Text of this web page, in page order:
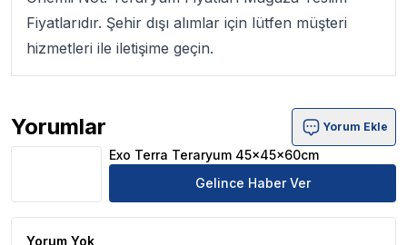
Fiyatlarıdır. Şehir dışı alımlar için lütfen müşteri
hizmetleri ile iletişime geçin.
Yorumlar
Exo Terra Teraryum 45x45x60cm Ürün Yorumları
Yorum Ekle
Exo Terra Teraryum 45x45x60cm
Gelince Haber Ver
Yorum Yok